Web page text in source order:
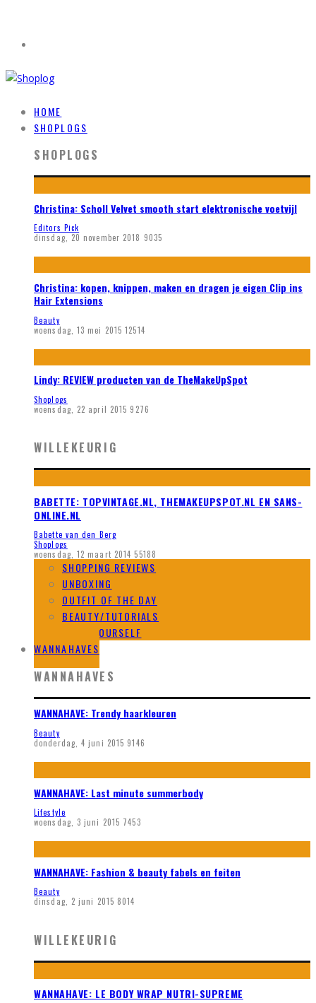
HOME
SHOPLOGS
SHOPLOGS
Christina: Scholl Velvet smooth start elektronische voetvijl
Editors Pick
dinsdag, 20 november 2018 9035
Christina: kopen, knippen, maken en dragen je eigen Clip ins
Hair Extensions
Beauty
woensdag, 13 mei 2015 12514
Lindy: REVIEW producten van de TheMakeUpSpot
Shoplogs
woensdag, 22 april 2015 9276
WILLEKEURIG
BABETTE: TOPVINTAGE.NL, THEMAKEUPSPOT.NL EN SANS-
ONLINE.NL
Babette van den Berg
Shoplogs
woensdag, 12 maart 2014 55188
SHOPPING REVIEWS
UNBOXING
OUTFIT OF THE DAY
BEAUTY/TUTORIALS
DO IT YOURSELF
WANNAHAVES
WANNAHAVES
WANNAHAVE: Trendy haarkleuren
Beauty
donderdag, 4 juni 2015 9146
WANNAHAVE: Last minute summerbody
Lifestyle
woensdag, 3 juni 2015 7453
WANNAHAVE: Fashion & beauty fabels en feiten
Beauty
dinsdag, 2 juni 2015 8014
WILLEKEURIG
WANNAHAVE: LE BODY WRAP NUTRI-SUPREME